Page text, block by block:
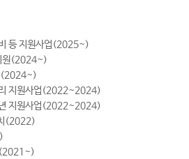
등 지원사업(2025~)
원(2024~)
(2024~)
지원사업(2022~2024)
지원사업(2022~2024)
(2022)
(2021~)